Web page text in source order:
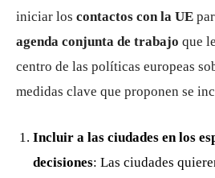
iniciar los contactos con la UE
agenda conjunta de trabajo que
centro de las políticas europeas
medidas clave que proponen se
Incluir a las ciudades en los
decisiones: Las ciudades